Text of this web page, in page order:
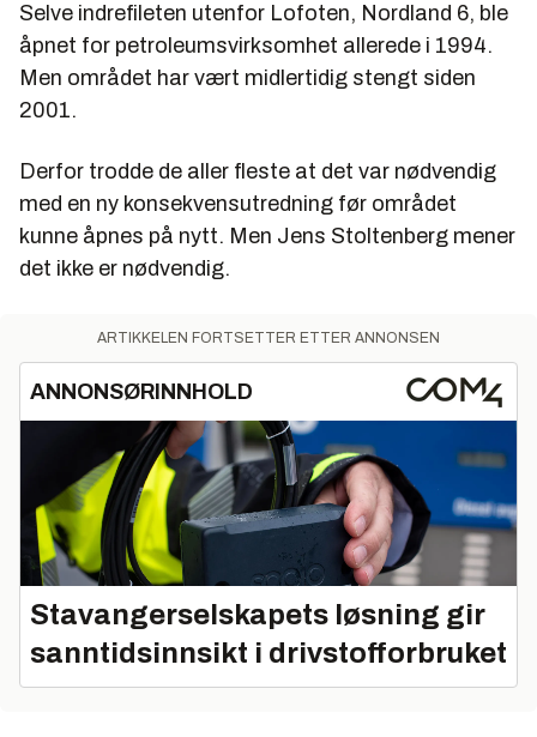
forurensningstilsyn hadde i juli 2001 gitt selskapet
utslippstillatelse, og Oljedirektoratet hadde gitt
samtykke til boring. Men Bellona klaget, og SV og
mellompartiene gjorde i august motstanden mot
I slutten av måneden – bare dager før boreriggen
Transocean Arctic var på plass på borestedet – fikk
Hydro stoppordre. Det skjedde angivelig fordi
Miljøverndepartementet trengte mer tid på å vurdere
klagen skulle avvises. I realiteten var det
stanset Hydro – i frykt for et dårlig resultat under
Stortingsvalget samme høst.
Kilde:Sefoss
Selve indrefileten utenfor Lofoten, Nordland 6, ble
åpnet for petroleumsvirksomhet allerede i 1994.
Men området har vært midlertidig stengt siden
2001.
Derfor trodde de aller fleste at det var nødvendig
med en ny konsekvensutredning før området
kunne åpnes på nytt. Men Jens Stoltenberg mener
det ikke er nødvendig.
ARTIKKELEN FORTSETTER ETTER ANNONSEN
ANNONSØRINNHOLD
Stavangerselskapets løsning gir
sanntidsinnsikt i drivstofforbruket